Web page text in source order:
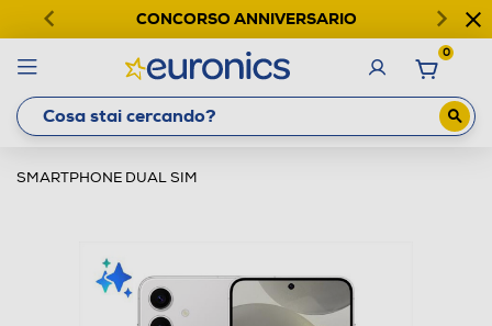
CONCORSO ANNIVERSARIO
0
SMARTPHONE DUAL SIM